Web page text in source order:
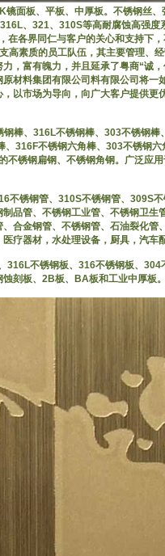
面板、平板、中厚板。不锈钢丝
、321、310S等高耐腐蚀高强度
在各界同仁与客户的关心和支持下
高素质的员工队伍，其主要管理、
，富有魄力，并且延承了粤商“诚
材料集团有限公司料有限公司将一
以市场为导向，向广大客户提供更
、316L不锈钢棒、303不锈钢棒
316F不锈钢六角棒、303不锈钢
锈钢扁钢、不锈钢角钢。广泛应用
锈钢管、310S不锈钢管、309S不
品管、不锈钢工业管、不锈钢卫生
合金钢管、不锈钢管、石油裂化管
疗器材，水处理设备，厨具，汽车
不锈钢板、316不锈钢板、304
刻板、2B板、BA板和工业中厚板。